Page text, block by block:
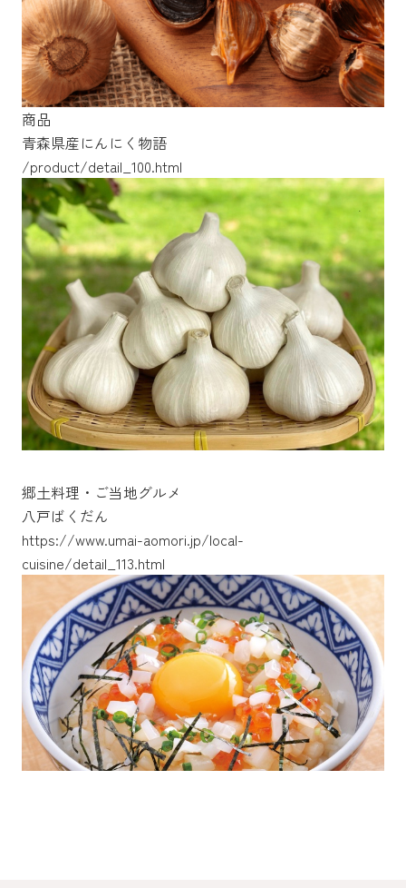
商品
青森県産にんにく物語
/product/detail_100.html
/product/detail_64.html
/product/detail_66.html
郷土料理・ご当地グルメ
八戸ばくだん
https://www.umai-aomori.jp/local-
cuisine/detail_113.html
https://www.umai-aomori.jp/local-
cuisine/detail_136.html
https://www.umai-aomori.jp/local-
cuisine/detail_124.html